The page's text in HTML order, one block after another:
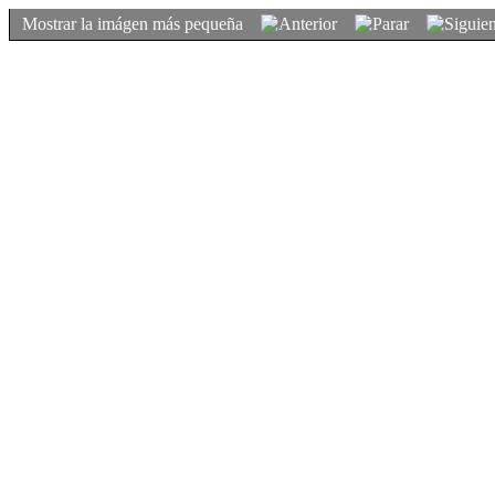
Mostrar la imágen más pequeña